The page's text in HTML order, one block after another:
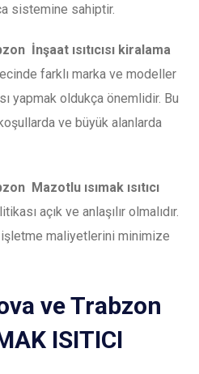
sistemine sahiptir.
İnşaat ısıtıcısı kiralama
farklı marka ve modeller
yapmak oldukça önemlidir. Bu
ve büyük alanlarda
Mazotlu ısımak ısıtıcı
açık ve anlaşılır olmalıdır.
maliyetlerini minimize
ve Trabzon
ISITICI